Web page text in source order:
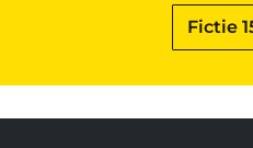
Fictie